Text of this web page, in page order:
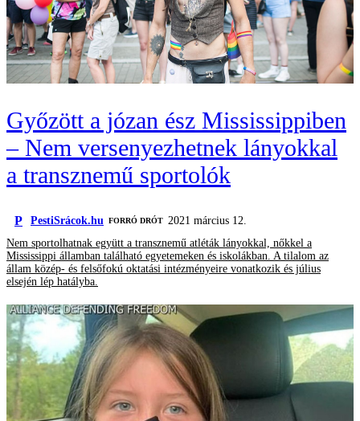
Győzött a józan ész Mississippiben
– Nem versenyezhetnek lányokkal
a transznemű sportolók
P PestiSrácok.hu FORRÓ DRÓT 2021 március 12.
Nem sportolhatnak együtt a transznemű atléták lányokkal, nőkkel a
Mississippi államban található egyetemeken és iskolákban. A tilalom az
állam közép- és felsőfokú oktatási intézményeire vonatkozik és július
elsején lép hatályba.